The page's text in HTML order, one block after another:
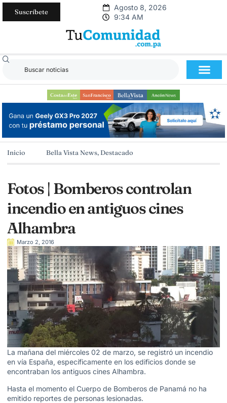
Suscríbete
Agosto 8, 2026
9:34 AM
Inicio Bella Vista News, Destacado
Fotos | Bomberos controlan
incendio en antiguos cines
Alhambra
Marzo 2, 2016
La mañana del miércoles 02 de marzo, se registró un incendio
en vía España, específicamente en los edificios donde se
encontraban los antiguos cines Alhambra.
Hasta el momento el Cuerpo de Bomberos de Panamá no ha
emitido reportes de personas lesionadas.